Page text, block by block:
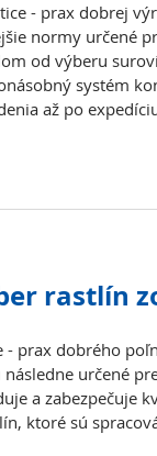
- prax dobrej
normy určené
od výberu
systém
až po
rastlín
- prax dobrého
určené
a zabezpečuje
ktoré sú